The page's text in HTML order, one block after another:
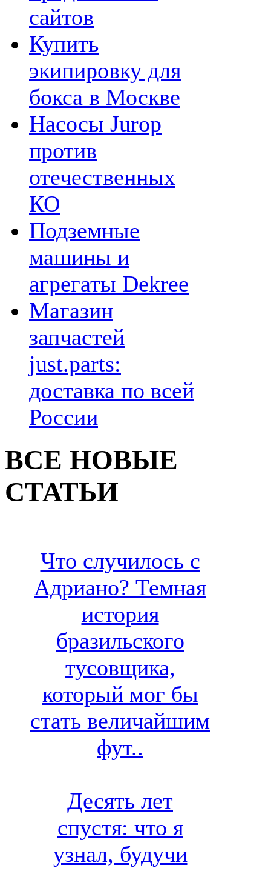
сайтов
Купить
экипировку для
бокса в Москве
Насосы Jurop
против
отечественных
КО
Подземные
машины и
агрегаты Dekree
Магазин
запчастей
just.parts:
доставка по всей
России
ВСЕ НОВЫЕ
СТАТЬИ
Что случилось с
Адриано? Темная
история
бразильского
тусовщика,
который мог бы
стать величайшим
фут..
Десять лет
спустя: что я
узнал, будучи